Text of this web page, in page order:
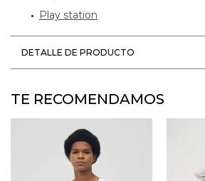
Play station
DETALLE DE PRODUCTO
TE RECOMENDAMOS